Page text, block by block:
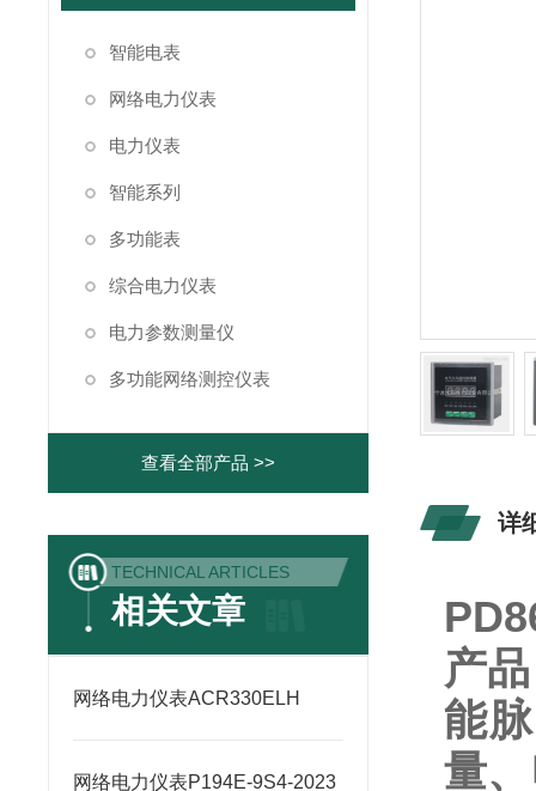
智能电表
网络电力仪表
电力仪表
智能系列
多功能表
综合电力仪表
电力参数测量仪
多功能网络测控仪表
查看全部产品 >>
TECHNICAL ARTICLES
相关文章
网络电力仪表ACR330ELH
网络电力仪表P194E-9S4-2023
详
产
能
量